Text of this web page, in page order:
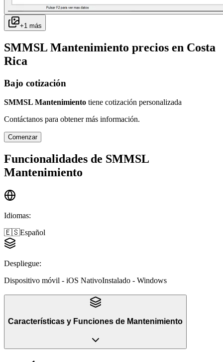
+1 más
SMMSL Mantenimiento precios en Costa
Rica
Bajo cotización
SMMSL Mantenimiento tiene cotización personalizada
Contáctanos para obtener más información.
Comenzar
Funcionalidades de SMMSL
Mantenimiento
Idiomas:
🇪🇸Español
Despliegue:
Dispositivo móvil - iOS NativoInstalado - Windows
Características y Funciones de Mantenimiento